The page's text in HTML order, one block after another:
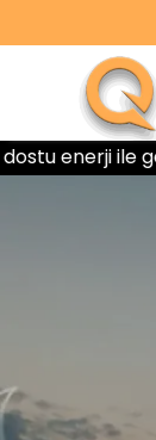
ile geleceğe